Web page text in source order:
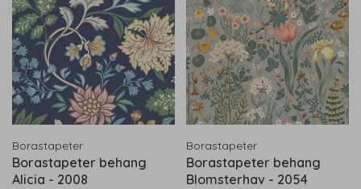
Borastapeter
Borastapeter behang
Alicia - 2008
Borastapeter
Borastapeter behang
Blomsterhav - 2054